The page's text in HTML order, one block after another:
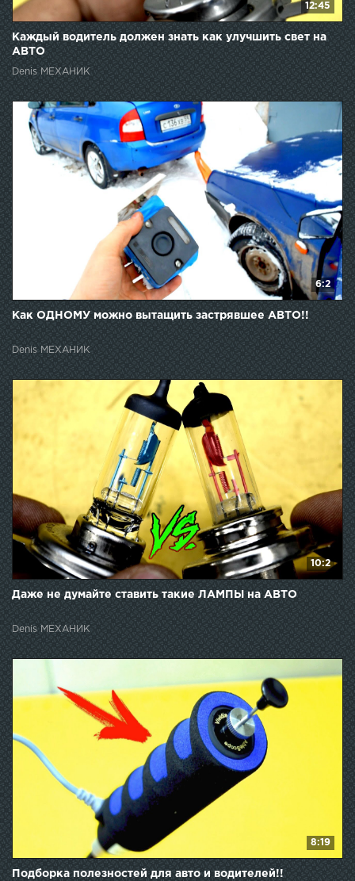
12:45
Каждый водитель должен знать как улучшить свет на
АВТО
Denis МЕХАНИК
6:2
Как ОДНОМУ можно вытащить застрявшее АВТО!!
Denis МЕХАНИК
10:2
Даже не думайте ставить такие ЛАМПЫ на АВТО
Denis МЕХАНИК
8:19
Подборка полезностей для авто и водителей!!